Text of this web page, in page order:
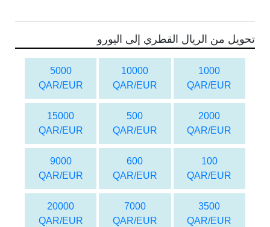
تحويل من الريال القطري إلى اليورو
1000
QAR/EUR
10000
QAR/EUR
5000
QAR/EUR
2000
QAR/EUR
500
QAR/EUR
15000
QAR/EUR
100
QAR/EUR
600
QAR/EUR
9000
QAR/EUR
3500
QAR/EUR
7000
QAR/EUR
20000
QAR/EUR